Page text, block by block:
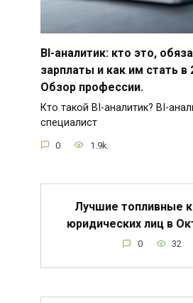
BI-аналитик: кто это,
зарплаты и как им стать в
Обзор профессии.
Кто такой BI-аналитик? BI-
специалист
0 1.9k.
Лучшие топливные
юридических лиц в
0 32